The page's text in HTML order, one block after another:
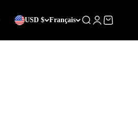
USD $ Français Recherche
Rapport
Panier
0 article
0